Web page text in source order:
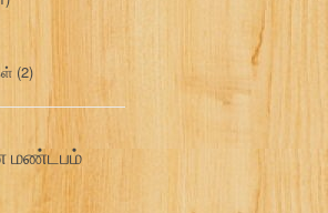
(2)
மண்டபம்